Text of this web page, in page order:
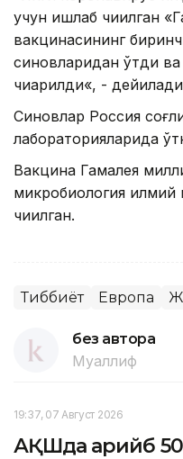
учун ишлаб чиқилган
вакцинасининг
синовларидан ўтди ва
чиқарилди«, -
Синовлар Россия
лабораторияларида
Вакцина Гамалея
микробиология
чиқилган.
Тиббиёт Европа
без автора
Муаллиф
19:37, 07 Август 2026
АҚШда қарийб